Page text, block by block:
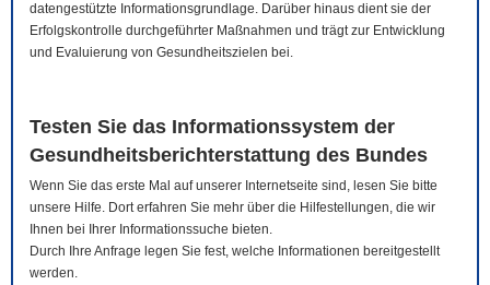
datengestützte Informationsgrundlage. Darüber hinaus dient sie der
Erfolgskontrolle durchgeführter Maßnahmen und trägt zur Entwicklung
und Evaluierung von Gesundheitszielen bei.
Testen Sie das Informationssystem der
Gesundheitsberichterstattung des Bundes
Wenn Sie das erste Mal auf unserer Internetseite sind, lesen Sie bitte
unsere Hilfe. Dort erfahren Sie mehr über die Hilfestellungen, die wir
Ihnen bei Ihrer Informationssuche bieten.
Durch Ihre Anfrage legen Sie fest, welche Informationen bereitgestellt
werden.